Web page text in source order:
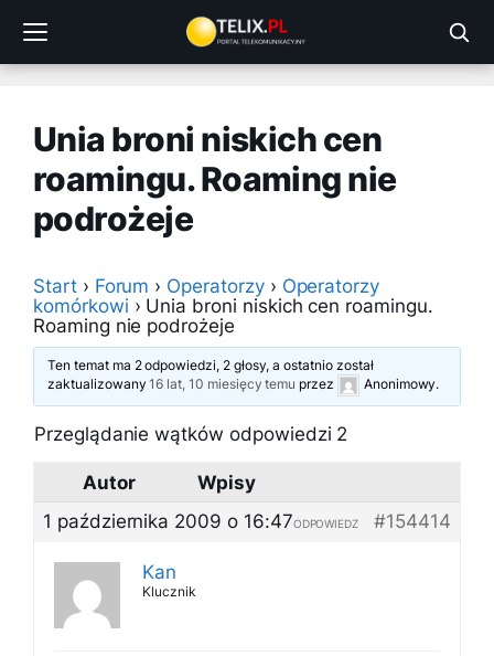
treści
Unia broni niskich cen
roamingu. Roaming nie
podrożeje
Start › Forum › Operatorzy › Operatorzy
komórkowi › Unia broni niskich cen roamingu.
Roaming nie podrożeje
Ten temat ma 2 odpowiedzi, 2 głosy, a ostatnio został
zaktualizowany16 lat, 10 miesięcy temu przez Anonimowy.
Przeglądanie wątków odpowiedzi 2
Autor
Wpisy
1 października 2009 o 16:47
#154414
ODPOWIEDZ
Kan
Klucznik